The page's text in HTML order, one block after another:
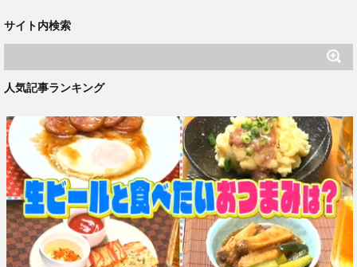
サイト内検索
人気記事ランキング